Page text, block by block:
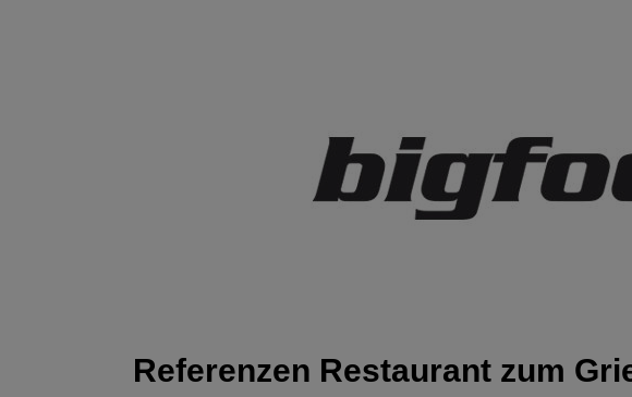
Referenzen Restaurant zum